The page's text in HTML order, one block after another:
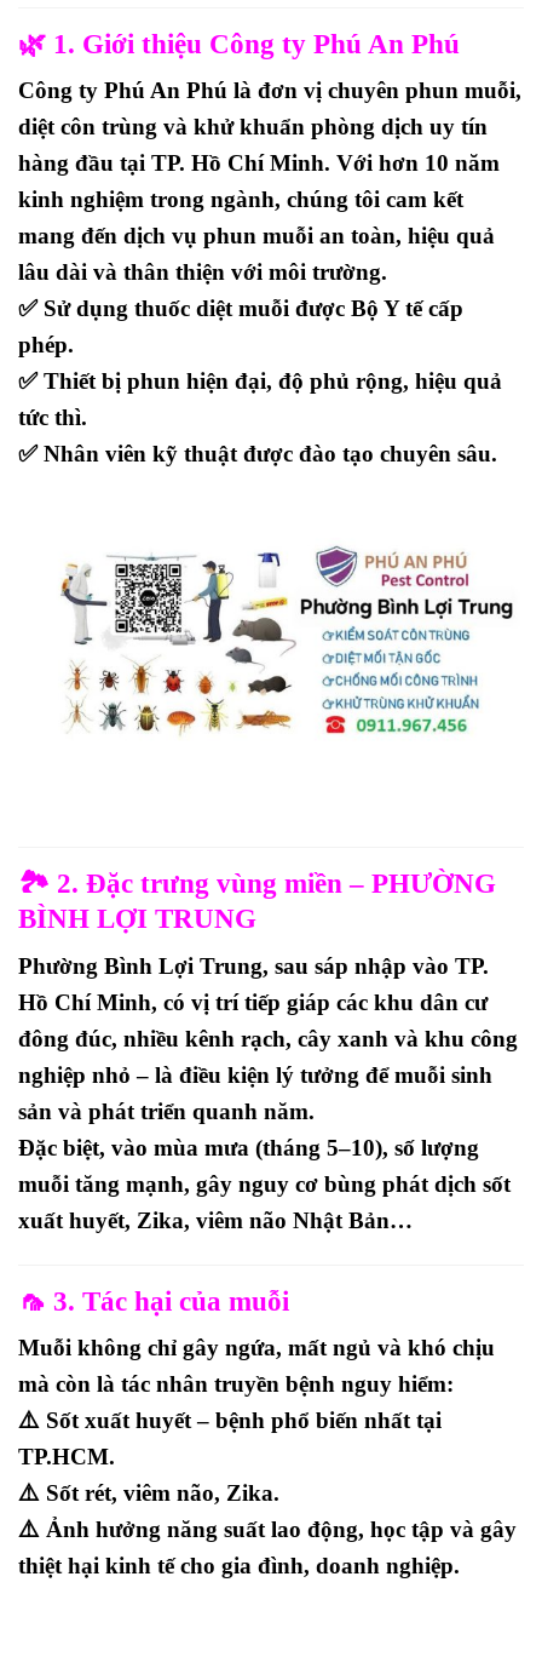
🌿 1. Giới thiệu Công ty Phú An Phú
Công ty Phú An Phú là đơn vị chuyên phun muỗi,
diệt côn trùng và khử khuẩn phòng dịch uy tín
hàng đầu tại TP. Hồ Chí Minh. Với hơn 10 năm
kinh nghiệm trong ngành, chúng tôi cam kết
mang đến dịch vụ phun muỗi an toàn, hiệu quả
lâu dài và thân thiện với môi trường.
✅ Sử dụng thuốc diệt muỗi được Bộ Y tế cấp
phép.
✅ Thiết bị phun hiện đại, độ phủ rộng, hiệu quả
tức thì.
✅ Nhân viên kỹ thuật được đào tạo chuyên sâu.
🏞️ 2. Đặc trưng vùng miền – PHƯỜNG
BÌNH LỢI TRUNG
Phường Bình Lợi Trung, sau sáp nhập vào TP.
Hồ Chí Minh, có vị trí tiếp giáp các khu dân cư
đông đúc, nhiều kênh rạch, cây xanh và khu công
nghiệp nhỏ – là điều kiện lý tưởng để muỗi sinh
sản và phát triển quanh năm.
Đặc biệt, vào mùa mưa (tháng 5–10), số lượng
muỗi tăng mạnh, gây nguy cơ bùng phát dịch sốt
xuất huyết, Zika, viêm não Nhật Bản…
🦟 3. Tác hại của muỗi
Muỗi không chỉ gây ngứa, mất ngủ và khó chịu
mà còn là tác nhân truyền bệnh nguy hiểm:
⚠️ Sốt xuất huyết– bệnh phổ biến nhất tại
TP.HCM.
⚠️ Sốt rét, viêm não, Zika.
⚠️ Ảnh hưởng năng suất lao động, học tập và gây
thiệt hại kinh tếcho gia đình, doanh nghiệp.